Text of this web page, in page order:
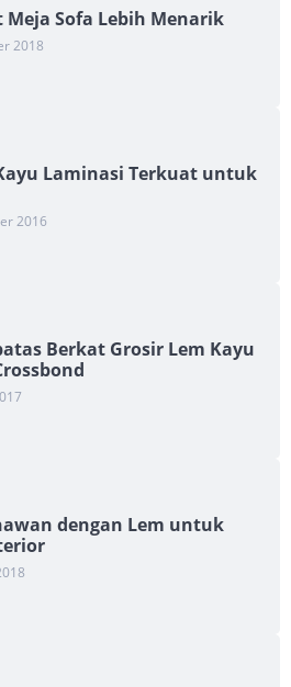
Sofa Lebih Menarik
2018
Laminasi Terkuat untuk
2016
Berkat Grosir Lem Kayu
dengan Lem untuk